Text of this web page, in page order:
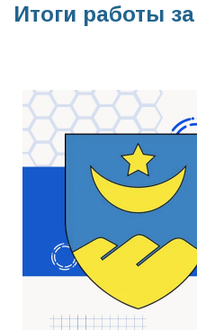
Итоги работы за